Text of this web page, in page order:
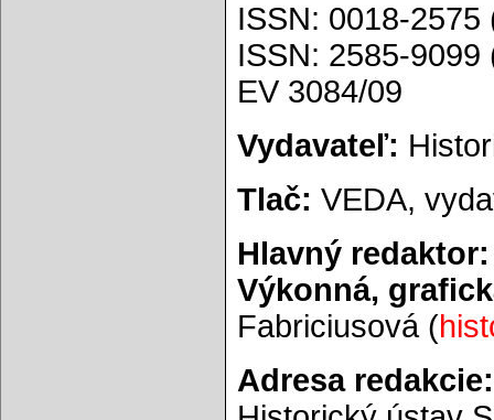
ISSN: 0018-2575
ISSN: 2585-9099
EV 3084/09
Vydavateľ:
Tlač: VEDA,
Hlavný redaktor:
Výkonná,
Fabriciusová (
Adresa redakcie: